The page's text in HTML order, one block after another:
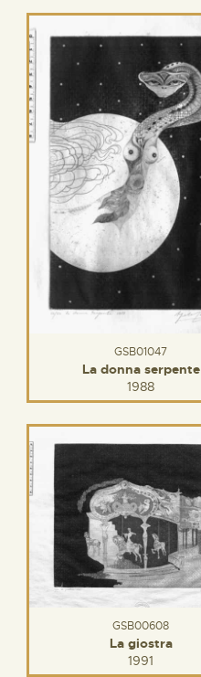
GSB01047
La donna serpente
1988
GSB00608
La giostra
1991